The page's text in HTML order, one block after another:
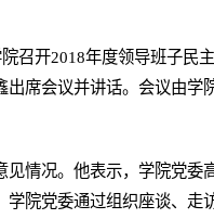
召开2018年度领导班子民
席会议并讲话。会议由学
情况。他表示，学院党委
院党委通过组织座谈、走